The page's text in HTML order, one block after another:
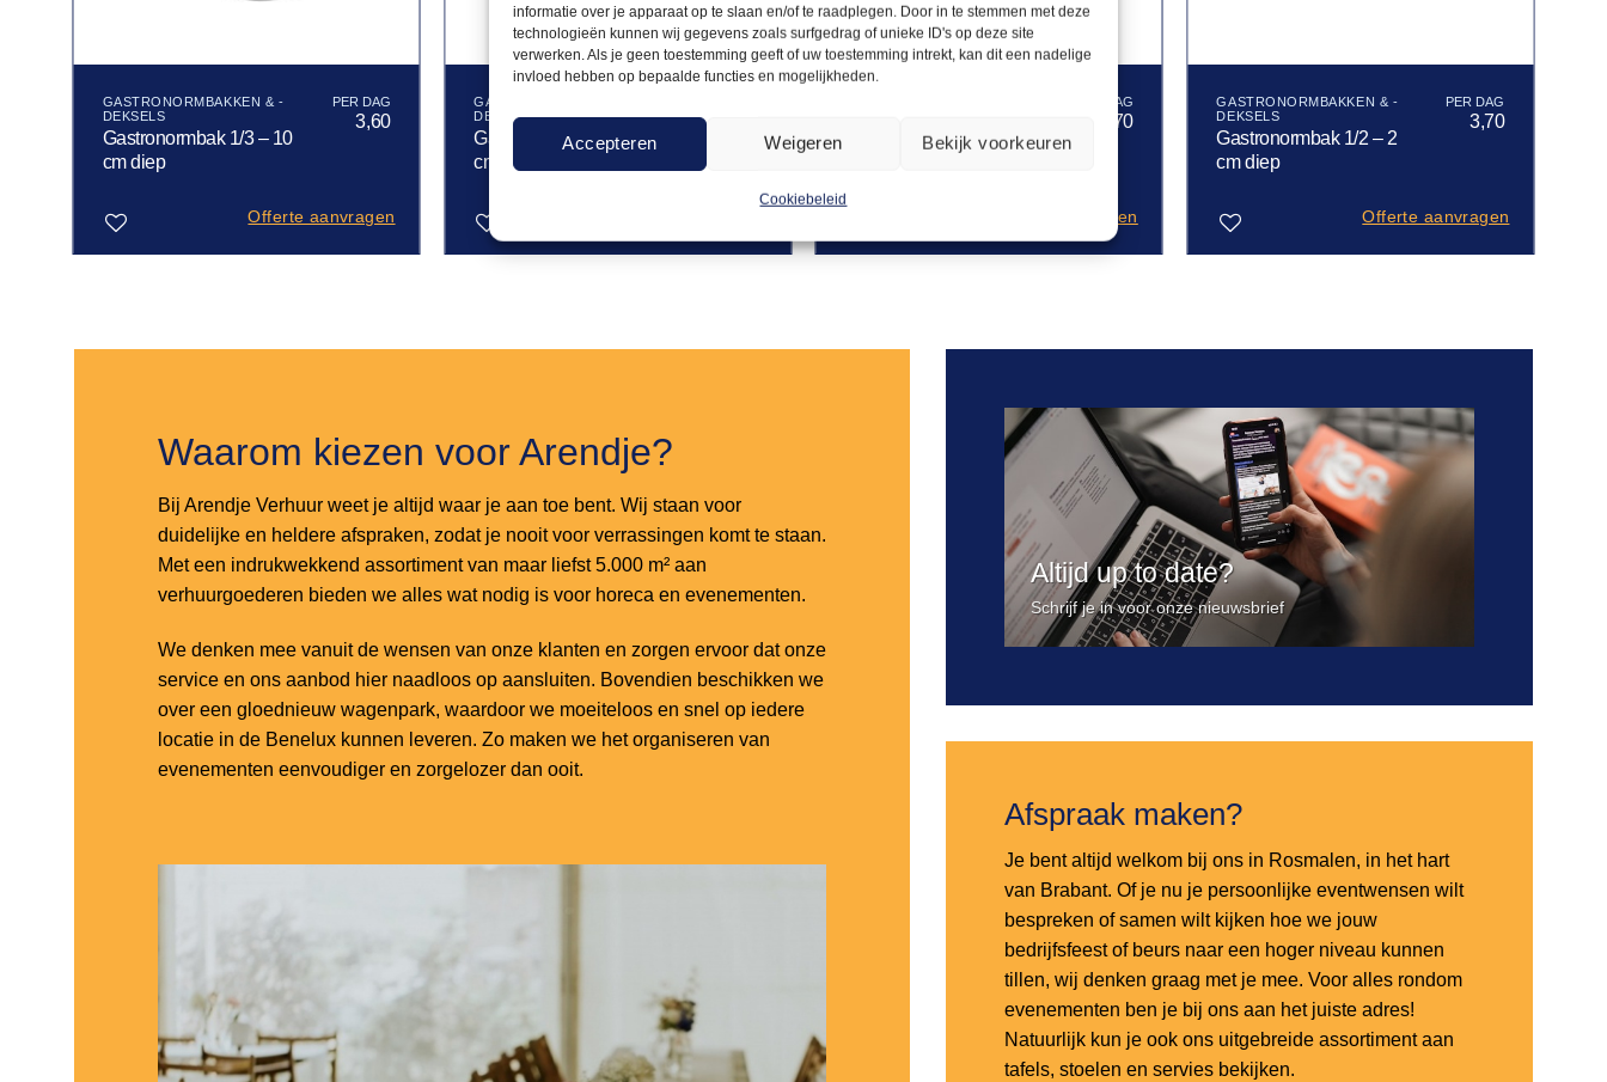
informatie over je apparaat op te slaan en/of te raadplegen. Door in te stemmen met deze
technologieën kunnen wij gegevens zoals surfgedrag of unieke ID's op deze site
verwerken. Als je geen toestemming geeft of uw toestemming intrekt, kan dit een nadelige
invloed hebben op bepaalde functies en mogelijkheden.
Accepteren Weigeren Bekijk voorkeuren
Cookiebeleid
GASTRONORMBAKKEN & -
DEKSELS
Gastronormbak 1/3 – 10
cm diep
3,60
Offerte aanvragen
GASTRONORMBAKKEN & -
DEKSELS
Gastronormbak 1/2 – 10
cm diep
Gastronormbak 1/2 – 5
3,70
Offerte aanvragen
GASTRONORMBAKKEN & -
DEKSELS
Gastronormbak 1/2 – 2
cm diep
3,70
Offerte aanvragen
Waarom kiezen voor Arendje?
Bij Arendje Verhuur weet je altijd waar je aan toe bent. Wij staan voor
duidelijke en heldere afspraken, zodat je nooit voor verrassingen komt te staan.
Met een indrukwekkend assortiment van maar liefst 5.000 m² aan
verhuurgoederen bieden we alles wat nodig is voor horeca en evenementen.
We denken mee vanuit de wensen van onze klanten en zorgen ervoor dat onze
service en ons aanbod hier naadloos op aansluiten. Bovendien beschikken we
over een gloednieuw wagenpark, waardoor we moeiteloos en snel op iedere
locatie in de Benelux kunnen leveren. Zo maken we het organiseren van
evenementen eenvoudiger en zorgelozer dan ooit.
Altijd up to date?
Schrijf je in voor onze nieuwsbrief
Afspraak maken?
Je bent altijd welkom bij ons in Rosmalen, in het hart
van Brabant. Of je nu je persoonlijke eventwensen wilt
bespreken of samen wilt kijken hoe we jouw
bedrijfsfeest of beurs naar een hoger niveau kunnen
tillen, wij denken graag met je mee. Voor alles rondom
evenementen ben je bij ons aan het juiste adres!
Natuurlijk kun je ook ons uitgebreide assortiment aan
tafels, stoelen en servies bekijken.